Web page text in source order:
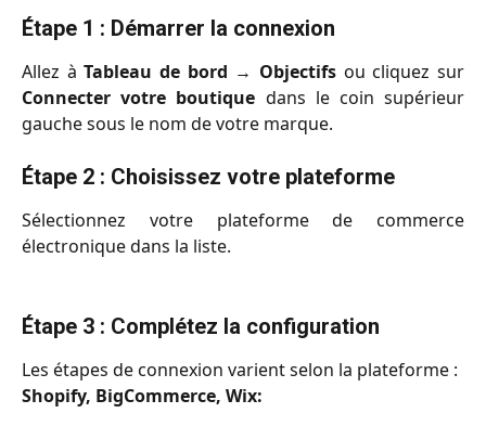
Étape 1 : Démarrer la connexion
Allez àTableau de bord → Objectifs ou cliquez sur
Connecter votre boutique dans le coin supérieur
gauche sous le nom de votre marque.
Étape 2 : Choisissez votre plateforme
Sélectionnez votre plateforme de commerce
électronique dans la liste.
Étape 3 : Complétez la configuration
Les étapes de connexion varient selon la plateforme :
Shopify, BigCommerce, Wix: